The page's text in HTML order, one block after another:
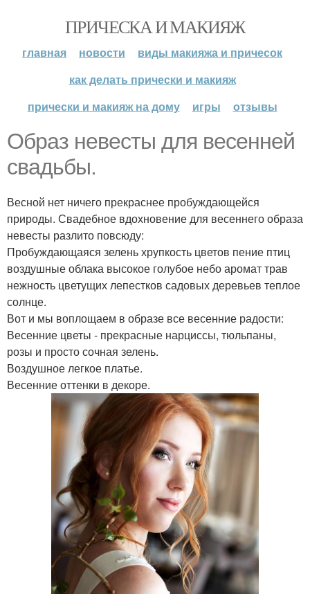
ПРИЧЕСКА И МАКИЯЖ
главная новости
виды макияжа и причесок
как делать прически и макияж
прически и макияж на дому
игры отзывы
Образ невесты для весенней
свадьбы.
Весной нет ничего прекраснее пробуждающейся
природы. Свадебное вдохновение для весеннего образа
невесты разлито повсюду:
Пробуждающаяся зелень хрупкость цветов пение птиц
воздушные облака высокое голубое небо аромат трав
нежность цветущих лепестков садовых деревьев теплое
солнце.
Вот и мы воплощаем в образе все весенние радости:
Весенние цветы - прекрасные нарциссы, тюльпаны,
розы и просто сочная зелень.
Воздушное легкое платье.
Весенние оттенки в декоре.